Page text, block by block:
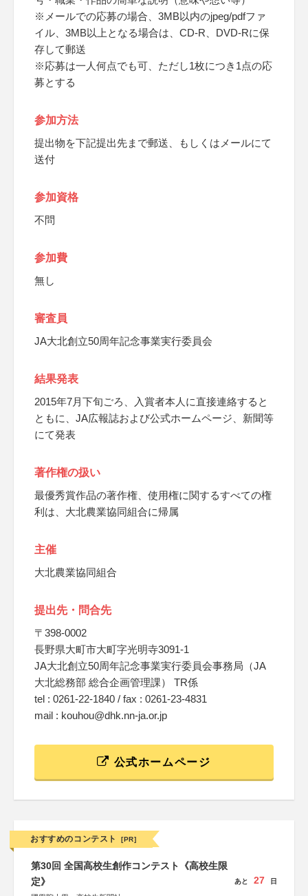
※メールでの応募の場合、3MB以内のjpeg/pdfファ
イル、3MB以上となる場合は、CD-R、DVD-Rに保
存して郵送
※応募は一人何点でも可、ただし1枚につき1点の応
募とする
参加方法
提出物を下記提出先まで郵送、もしくはメールにて
送付
参加資格
不問
参加費
無し
審査員
JA大北創立50周年記念事業実行委員会
結果発表
2015年7月下旬ごろ、入賞者本人に直接連絡すると
ともに、JA広報誌および公式ホームページ、新聞等
にて発表
著作権の扱い
最優秀賞作品の著作権、使用権に関するすべての権
利は、大北農業協同組合に帰属
主催
大北農業協同組合
提出先・問合先
〒398-0002
長野県大町市大町字光明寺3091-1
JA大北創立50周年記念事業実行委員会事務局（JA
大北総務部 総合企画管理課） TR係
tel : 0261-22-1840 / fax : 0261-23-4831
mail : kouhou@dhk.nn-ja.or.jp
公式ホームページ
おすすめのコンテスト [PR]
第30回 全国高校生創作コンテスト《高校生限
定》
あと 27 日